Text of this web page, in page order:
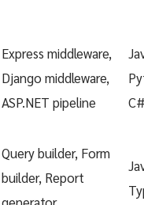
Express middleware,
Django middleware,
ASP.NET pipeline
Query builder, Form
builder, Report